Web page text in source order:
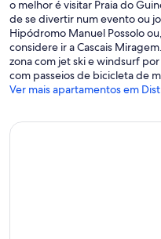
o melhor é visitar Praia do
de se divertir num evento ou
Hipódromo Manuel Possolo
considere ir a Cascais
zona com jet ski e windsurf
com passeios de bicicleta de
Ver mais apartamentos em